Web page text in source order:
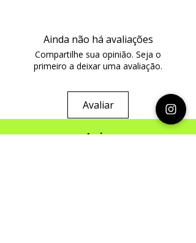
Ainda não há avaliações
Compartilhe sua opinião. Seja o
primeiro a deixar uma avaliação.
Avaliar
Loja